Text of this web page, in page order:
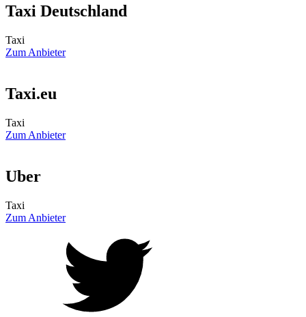
Taxi Deutschland
Taxi
Zum Anbieter
Taxi.eu
Taxi
Zum Anbieter
Uber
Taxi
Zum Anbieter